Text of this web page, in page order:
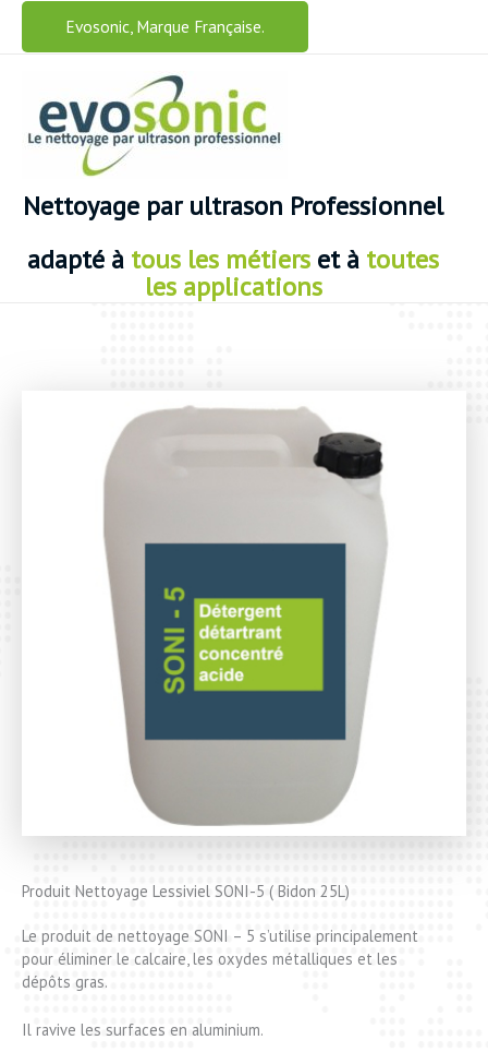
Aller
contenu
Evosonic, Marque Française.
Nettoyage par ultrason Professionnel
adapté à tous les métiers et à toutes
les applications
Produit Nettoyage Lessiviel SONI-5 ( Bidon 25L)
Le produit de nettoyage SONI – 5 s’utilise principalement
pour éliminer le calcaire, les oxydes métalliques et les
dépôts gras.
Il ravive les surfaces en aluminium.